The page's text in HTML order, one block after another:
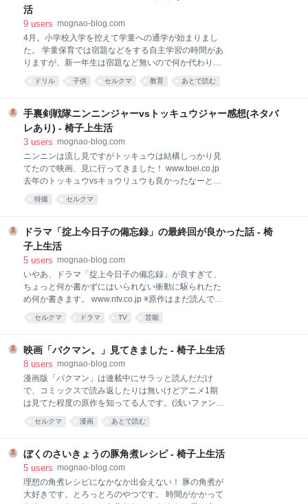
の津崎さん、おじいちゃんみたいな可愛さなんですけ
ど！ #逃げ恥— 海野つなみ (@uminotsunami) 2016年
は純粋な感想は書くのが苦手でして、調べたこととか
作品の背景とか舞台裏を語るのが好きです。 という訳
で今日は脚本について…。 原作は全部読んでおりま
す。 実は原作好きな方には申し訳ないんだけど、漫画
活
9 users mognao-blog.com
4月。小学校入学を控えて学童への通学が始まりまし
た。 学童保育では宿題などをする自主学習の時間があ
りますが、新一年生は宿題など無いので何か代わりに
なるドリルなどを持参することになります。 ただ、小
学校入学前にあんまり先取りしすぎても小学校の授業
と、親は心配してしまいます。 そこで、トランプやカ
ードゲームで遊んだりと数字が好きなお子さんにオス
スメなのがこれ！ 宮本算数教室の教材 賢くなるパズル
と数字を書けることと10までの足し算くらいはできた
方がいいですが、他には前提知識はほとんど必要あり
ません。 時には大人も苦戦するほどのパズルも入って
いて、確実に「考える力」は鍛えられそうです。 全学
一年生
ドリル 子供 セルクマ 教育 あとで読む
手裏剣戦隊ニンニンジャーvsトッキュウジャー感想(ネタバ
レあり) - 椅子上生活
3 users mognao-blog.com
ニンニンは流し見ですがトッキュウは結構しっかり見
てたので映画、見に行ってきました！ www.toei.co.jp
去年のトッキュウvsキョウリュウも良かったなーと思
ったけど、今年は笑いあり、ストーリーもしっかりし
てたし、わたしの苦手な(退屈しがちな)バトルシーン
ったのではないかと！ トッキュウの説明が多めで、ト
ッキュウ見てない子への配慮を感じたし、かつトッキ
ュウファンサービスが豊富だなーと感じました。 トッ
満があるとすれば「vs」とは何なのか、ってとこくら
いかｗ 毎年のタイトルだからしょうがないけど、今年
はかなり2戦隊協力してやってて、それがとても良か
ったですよ。 以下ネタバレ トッキュウ1話を思い出さ
特撮 セルクマ
ドラマ「掟上今日子の備忘録」の最終回が良かった話 - 椅
子上生活
5 users mognao-blog.com
いやあ、ドラマ「掟上今日子の備忘録」が良すぎて、
ちょっと何か書かずにはいられない衝動に駆られたた
め何か書きます。 www.ntv.co.jp ※原作はまだ読んでま
せん わたしはミッチーファンなので、ミッチーが出演
するというこのドラマは放映前から注目してはいまし
のですが(だってどの役を見てもミッチーにしか見えな
くてドラマとして見づらくなるため…ｗ)、今回はたま
たま。レギュラーとはいえドラマオリジナルの役であ
まり話に絡まないようだったので安心して見ていたの
ですｗ 普段は民放のドラマはほとんど見ないので、新
フラットに見れました。(リーガルハイは見てたけど今
理ものということで、眠ると記憶がリセットされる今
日子さんと不運厄介のドタバタなんだなーという感じ
セルクマ ドラマ TV 芸能
映画「バクマン。」見てきました - 椅子上生活
8 users mognao-blog.com
漫画版「バクマン」は連載中にサラッと読んだだけ
で、コミックスで読み返したりは無いけどアニメ1期
は見てた程度の原作を知ってる人です。(浅いファンで
す) 小畑ファンではあります。「ランプ」大好きで
す。 実写「バクマン。」が結構いいという話をよく聞
した。 バクマン。DVD 通常版 佐藤健Amazon おもし
ろかった！よかったー。 ただ、見に行った頃にはもう
小さめのスクリーンでの上映で、劇中の文字とかあん
まり読めなかった…。劇中の漫画のセリフの文字やコ
ミックス背表紙など読ませたいという演出が見て取れ
セルクマ 漫画 あとで読む
ぼくのさいきょうの豚角煮レシピ - 椅子上生活
5 users mognao-blog.com
理想の角煮レシピになかなか出会えない！ 豚の角煮が
大好きです。とろっとろのやつです。 時間がかかって